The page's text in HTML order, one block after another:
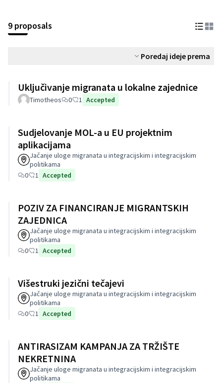
9 proposals
Poredaj ideje prema
Uključivanje migranata u lokalne zajednice
Timotheos 0 1 Accepted
Sudjelovanje MOL-a u EU projektnim
aplikacijama
Jačanje uloge migranata u integracijskim i integracijskim
politikama
0
1 Accepted
POZIV ZA FINANCIRANJE MIGRANTSKIH
ZAJEDNICA
Jačanje uloge migranata u integracijskim i integracijskim
politikama
0
1 Accepted
Višestruki jezični tečajevi
Jačanje uloge migranata u integracijskim i integracijskim
politikama
0
1 Accepted
ANTIRASIZAM KAMPANJA ZA TRŽIŠTE
NEKRETNINA
Jačanje uloge migranata u integracijskim i integracijskim
politikama